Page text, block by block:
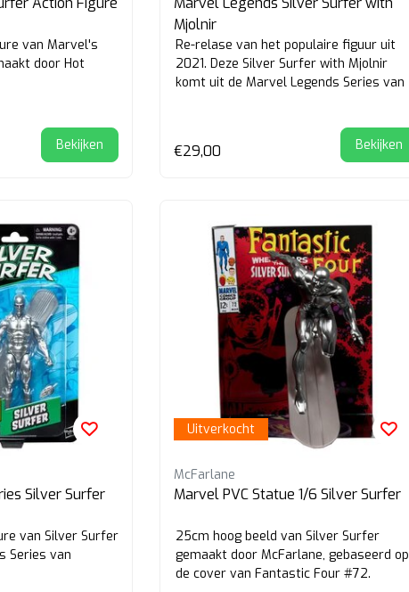
van Marvel's
door Hot
Bekijken
Mjolnir
Re-relase van het populaire figuur uit
2021. Deze Silver Surfer with Mjolnir
komt uit de Marvel Legends Series van
€29,00 Bekijken
Silver Surfer
van Silver Surfer
Series van
Uitverkocht
McFarlane
Marvel PVC Statue 1/6 Silver Surfer
25cm hoog beeld van Silver Surfer
gemaakt door McFarlane, gebaseerd op
de cover van Fantastic Four #72.